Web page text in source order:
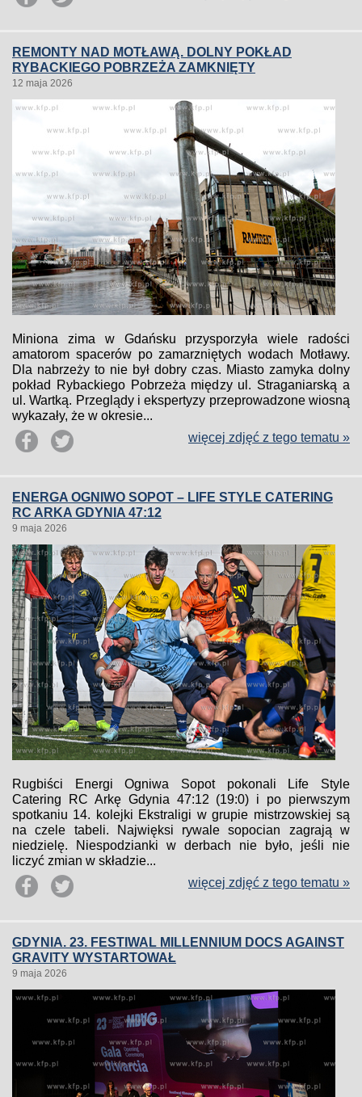
REMONTY NAD MOTŁAWĄ. DOLNY POKŁAD
RYBACKIEGO POBRZEŻA ZAMKNIĘTY
12 maja 2026
Miniona zima w Gdańsku przysporzyła wiele radości
amatorom spacerów po zamarzniętych wodach Motławy.
Dla nabrzeży to nie był dobry czas. Miasto zamyka dolny
pokład Rybackiego Pobrzeża między ul. Straganiarską a
ul. Wartką. Przeglądy i ekspertyzy przeprowadzone wiosną
wykazały, że w okresie...
więcej zdjęć z tego tematu »
ENERGA OGNIWO SOPOT – LIFE STYLE CATERING
RC ARKA GDYNIA 47:12
9 maja 2026
Rugbiści Energi Ogniwa Sopot pokonali Life Style
Catering RC Arkę Gdynia 47:12 (19:0) i po pierwszym
spotkaniu 14. kolejki Ekstraligi w grupie mistrzowskiej są
na czele tabeli. Najwięksi rywale sopocian zagrają w
niedzielę. Niespodzianki w derbach nie było, jeśli nie
liczyć zmian w składzie...
więcej zdjęć z tego tematu »
GDYNIA. 23. FESTIWAL MILLENNIUM DOCS AGAINST
GRAVITY WYSTARTOWAŁ
9 maja 2026